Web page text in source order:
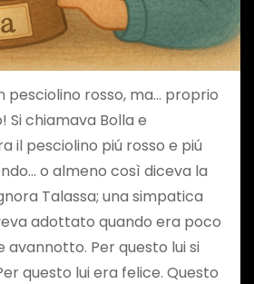
pesciolino rosso, ma… proprio
Si chiamava Bolla e
il pesciolino piú rosso e piú
o almeno così diceva la
Talassa; una simpatica
adottato quando era poco
avannotto. Per questo lui si
questo lui era felice. Questo